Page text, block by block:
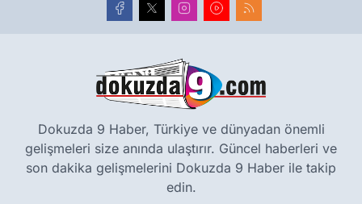
Dokuzda 9 Haber, Türkiye ve dünyadan önemli
gelişmeleri size anında ulaştırır. Güncel haberleri ve
son dakika gelişmelerini Dokuzda 9 Haber ile takip
edin.